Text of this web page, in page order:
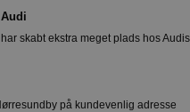
skabt ekstra meget plads hos Audis
på kundevenlig adresse